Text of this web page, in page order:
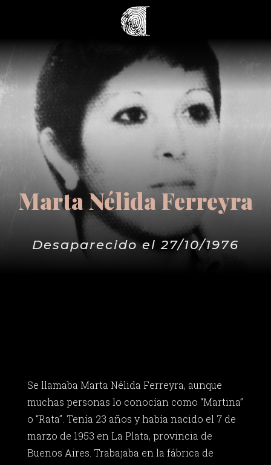
Marta Nélida Ferreyra
Desaparecido el 27/10/1976
Se llamaba Marta Nélida Ferreyra, aunque
muchas personas lo conocían como “Martina”
o “Rata”. Tenía 23 años y había nacido el 7 de
marzo de 1953 en La Plata, provincia de
Buenos Aires. Trabajaba en la fábrica de